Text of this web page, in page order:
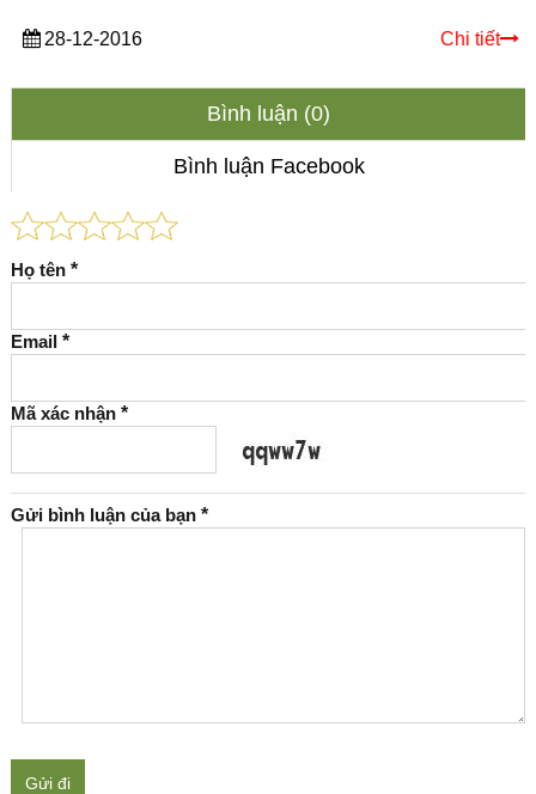
28-12-2016 Chi tiết
Bình luận (0)
Bình luận Facebook
Họ tên *
Email *
Mã xác nhận *
Gửi bình luận của bạn *
Gửi đi